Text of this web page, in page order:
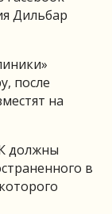
Дильбар
после
на
должны
в